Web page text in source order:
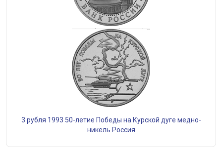
3 рубля 1993 50-летие Победы на Курской дуге медно-
никель Россия